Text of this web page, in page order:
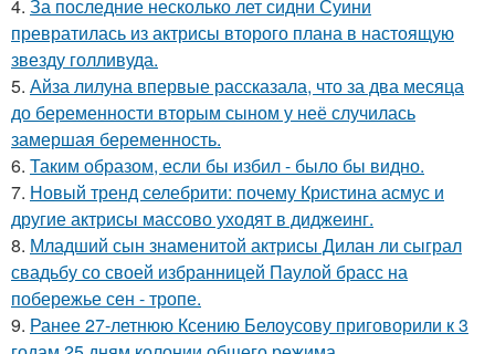
4. За последние несколько лет сидни Суини
превратилась из актрисы второго плана в настоящую
звезду голливуда.
5. Айза лилуна впервые рассказала, что за два месяца
до беременности вторым сыном у неё случилась
замершая беременность.
6. Таким образом, если бы избил - было бы видно.
7. Новый тренд селебрити: почему Кристина асмус и
другие актрисы массово уходят в диджеинг.
8. Младший сын знаменитой актрисы Дилан ли сыграл
свадьбу со своей избранницей Паулой брасс на
побережье сен - тропе.
9. Ранее 27-летнюю Ксению Белоусову приговорили к 3